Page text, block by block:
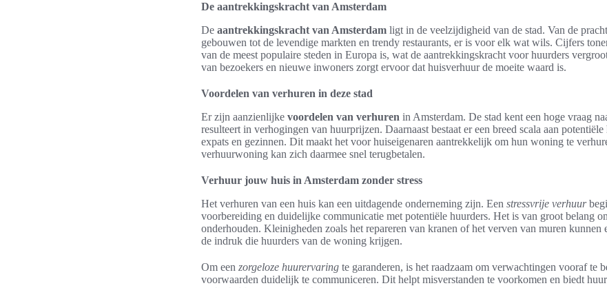
De aantrekkingskracht van Amsterdam
De aantrekkingskracht van Amsterdam ligt in de veelzijdigheid van de stad. Van de
gebouwen tot de levendige markten en trendy restaurants, er is voor elk wat wils. Cijfers
van de meest populaire steden in Europa is, wat de aantrekkingskracht voor huurders
van bezoekers en nieuwe inwoners zorgt ervoor dat huisverhuur de moeite waard is.
Voordelen van verhuren in deze stad
Er zijn aanzienlijke voordelen van verhuren in Amsterdam. De stad kent een hoge vraag
resulteert in verhogingen van huurprijzen. Daarnaast bestaat er een breed scala aan
expats en gezinnen. Dit maakt het voor huiseigenaren aantrekkelijk om hun woning te
verhuurwoning kan zich daarmee snel terugbetalen.
Verhuur jouw huis in Amsterdam zonder stress
Het verhuren van een huis kan een uitdagende onderneming zijn. Een stressvrije verhuur
voorbereiding en duidelijke communicatie met potentiële huurders. Het is van groot belang
onderhouden. Kleinigheden zoals het repareren van kranen of het verven van muren kunnen
de indruk die huurders van de woning krijgen.
Om een zorgeloze huurervaring te garanderen, is het raadzaam om verwachtingen vooraf te
voorwaarden duidelijk te communiceren. Dit helpt misverstanden te voorkomen en biedt